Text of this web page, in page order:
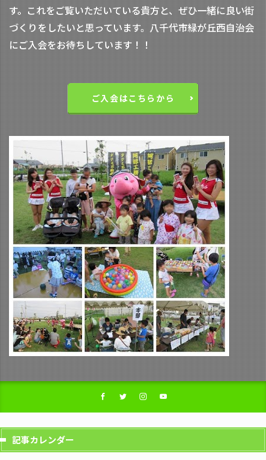
す。これをご覧いただいている貴方と、ぜひ一緒に良い街
づくりをしたいと思っています。八千代市緑が丘西自治会
にご入会をお待ちしています！！
ご入会はこちらから
記事カレンダー